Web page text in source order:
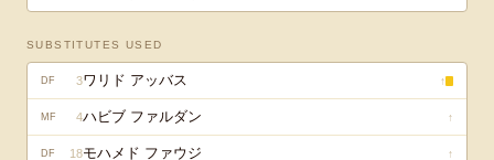
SUBSTITUTES USED
DF 3ワリド アッバス ↑
MF 4ハビブ ファルダン ↑
DF 18モハメド ファウジ ↑